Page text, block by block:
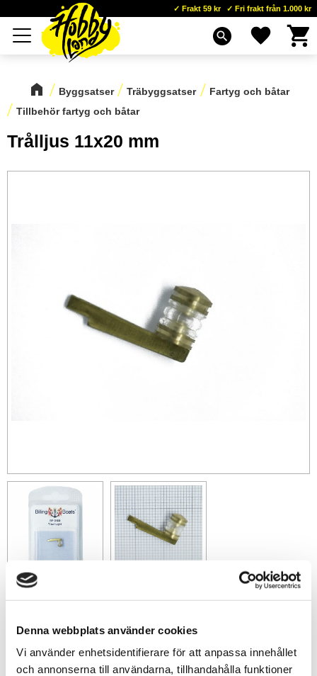
Denna webbplats använder cookies
Vi använder enhetsidentifierare för att anpassa innehållet
och annonserna till användarna, tillhandahålla funktioner
Meny
Frakt 59 kr Fri frakt från 1.000 kr
search Favoriter
Byggsatser Träbyggsatser
Fartyg och båtar
Tillbehör fartyg och båtar
Trålljus 11x20 mm
+
-